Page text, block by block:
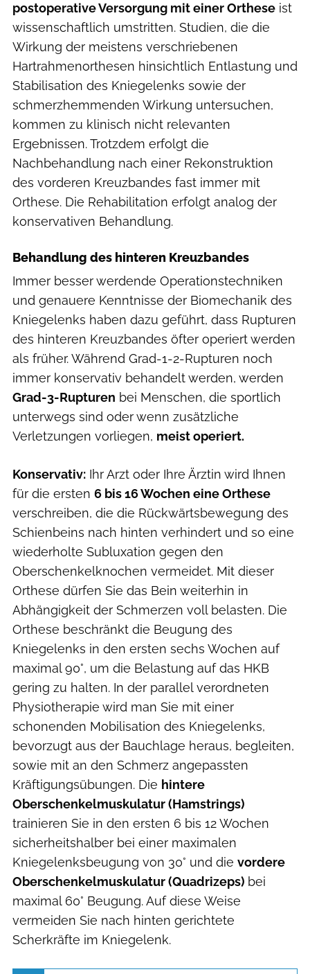
postoperative Versorgung mit einer Orthese ist
wissenschaftlich umstritten. Studien, die die
Wirkung der meistens verschriebenen
Hartrahmenorthesen hinsichtlich Entlastung und
Stabilisation des Kniegelenks sowie der
schmerzhemmenden Wirkung untersuchen,
kommen zu klinisch nicht relevanten
Ergebnissen. Trotzdem erfolgt die
Nachbehandlung nach einer Rekonstruktion
des vorderen Kreuzbandes fast immer mit
Orthese. Die Rehabilitation erfolgt analog der
konservativen Behandlung.
Behandlung des hinteren Kreuzbandes
Immer besser werdende Operationstechniken
und genauere Kenntnisse der Biomechanik des
Kniegelenks haben dazu geführt, dass Rupturen
des hinteren Kreuzbandes öfter operiert werden
als früher. Während Grad-1-2-Rupturen noch
immer konservativ behandelt werden, werden
Grad-3-Rupturen bei Menschen, die sportlich
unterwegs sind oder wenn zusätzliche
Verletzungen vorliegen, meist operiert.
Konservativ: Ihr Arzt oder Ihre Ärztin wird Ihnen
für die ersten 6 bis 16 Wochen eine Orthese
verschreiben, die die Rückwärtsbewegung des
Schienbeins nach hinten verhindert und so eine
wiederholte Subluxation gegen den
Oberschenkelknochen vermeidet. Mit dieser
Orthese dürfen Sie das Bein weiterhin in
Abhängigkeit der Schmerzen voll belasten. Die
Orthese beschränkt die Beugung des
Kniegelenks in den ersten sechs Wochen auf
maximal 90°, um die Belastung auf das HKB
gering zu halten. In der parallel verordneten
Physiotherapie wird man Sie mit einer
schonenden Mobilisation des Kniegelenks,
bevorzugt aus der Bauchlage heraus, begleiten,
sowie mit an den Schmerz angepassten
Kräftigungsübungen. Die hintere
Oberschenkelmuskulatur (Hamstrings)
trainieren Sie in den ersten 6 bis 12 Wochen
sicherheitshalber bei einer maximalen
Kniegelenksbeugung von 30° und die vordere
Oberschenkelmuskulatur (Quadrizeps) bei
maximal 60° Beugung. Auf diese Weise
vermeiden Sie nach hinten gerichtete
Scherkräfte im Kniegelenk.